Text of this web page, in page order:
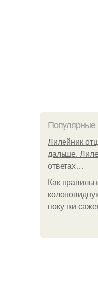
Популярные
Лилейник
дальше.
ответах…
Как
покупки